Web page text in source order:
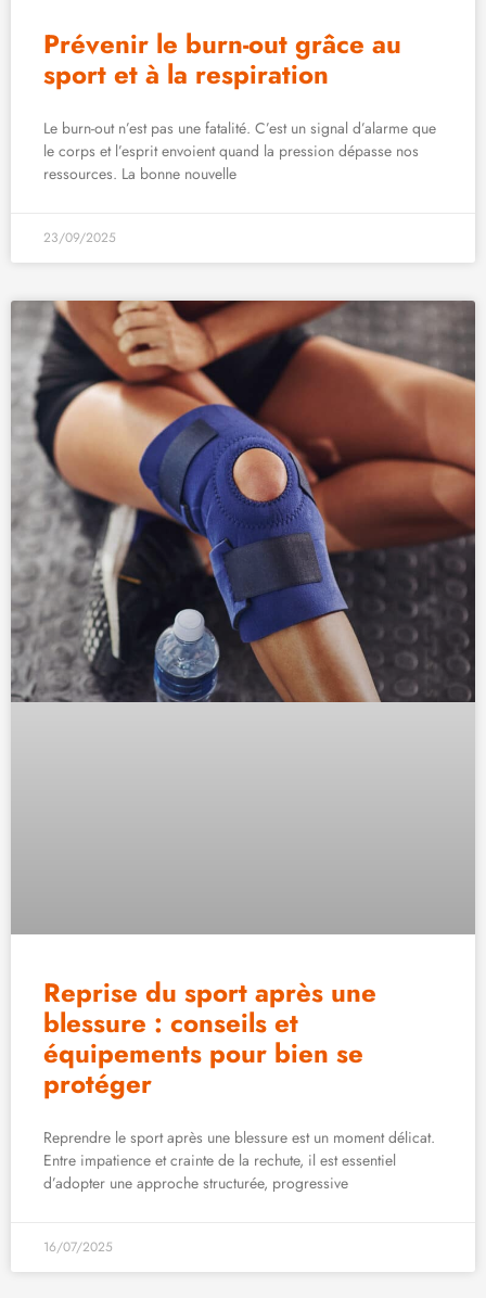
Prévenir le burn-out grâce au
sport et à la respiration
Le burn-out n’est pas une fatalité. C’est un signal d’alarme que
le corps et l’esprit envoient quand la pression dépasse nos
ressources. La bonne nouvelle
23/09/2025
Reprise du sport après une
blessure : conseils et
équipements pour bien se
protéger
Reprendre le sport après une blessure est un moment délicat.
Entre impatience et crainte de la rechute, il est essentiel
d’adopter une approche structurée, progressive
16/07/2025